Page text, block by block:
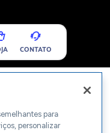
CONTATO
para
personalizar